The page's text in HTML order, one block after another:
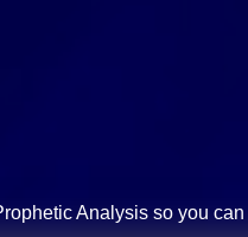
Analysis so you can